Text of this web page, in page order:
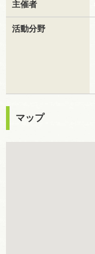
主催者
活動分野
マップ